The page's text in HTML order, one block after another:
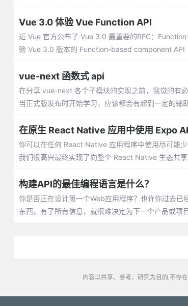
Vue 3.0 体验 Vue Function API
近 Vue 官方公布了 Vue 3.0 最重要的RFC：
验 Vue 3.0 版本的 Function-based component API
vue-next 函数式 api
在分享 vue-next 各个子模块的实现之前，我觉的有
当正式版发布时开始学习，应该都会有起到一定的辅
在原生 React Native 应用中使用 Expo
你可以在任何 React Native 应用程序中使用尽可能
我们很高兴最终实现了向整个 React Native 生态共
构建API的最佳编程语言是什么？
你是否正在设计第一个Web应用程序？也许你过去
东西。有了所有信息，就很难决定为下一个产品或项
内容以共享、参考、研究为目的,不存